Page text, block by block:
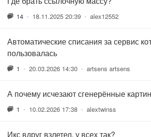
14 • 18.11.2025 20:39 • alex12552
Автоматические списания за сервис
пользовалась
1 • 20.03.2026 14:30 • artsens artsens
А почему исчезают сгенерённые
1 • 10.02.2026 17:38 • alextwinss
Икс вдруг взлетел, у всех так?